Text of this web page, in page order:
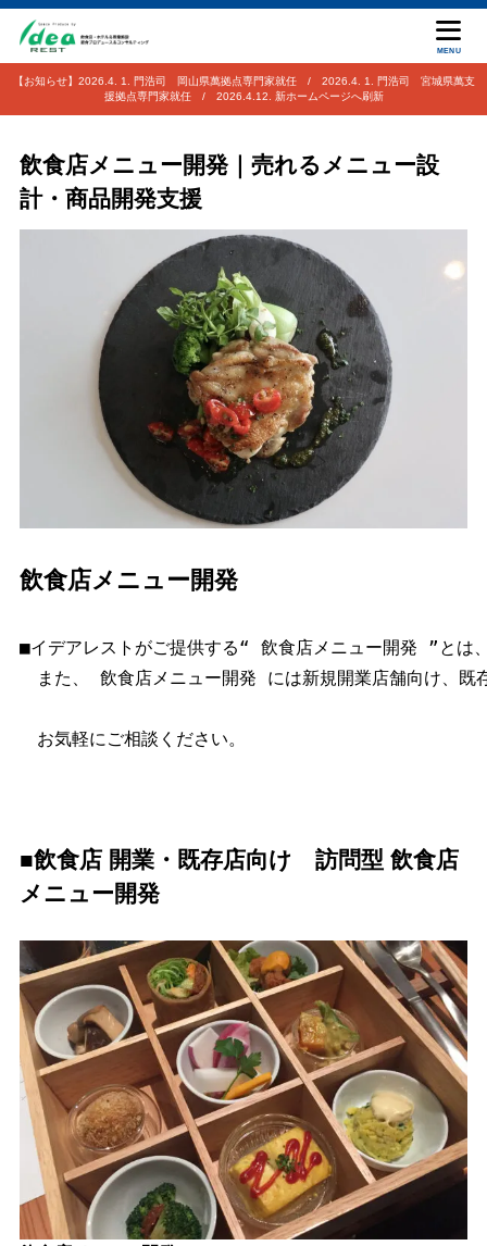
MENU
【お知らせ】2026.4. 1. 門浩司 岡山県萬拠点専門家就任 / 2026.4. 1. 門浩司 宮城県萬支
援拠点専門家就任 / 2026.4.12. 新ホームページへ刷新
飲食店メニュー開発｜売れるメニュー設
計・商品開発支援
飲食店メニュー開発
■イデアレストがご提供する“ 飲食店メニュー開発 ” とは
また、 飲食店メニュー開発 には新規開業店舗向け、既
お気軽にご相談ください。
■飲食店 開業・既存店向け 訪問型 飲食店
メニュー開発